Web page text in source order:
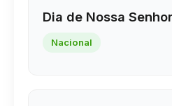
Dia de Nossa
Nacional